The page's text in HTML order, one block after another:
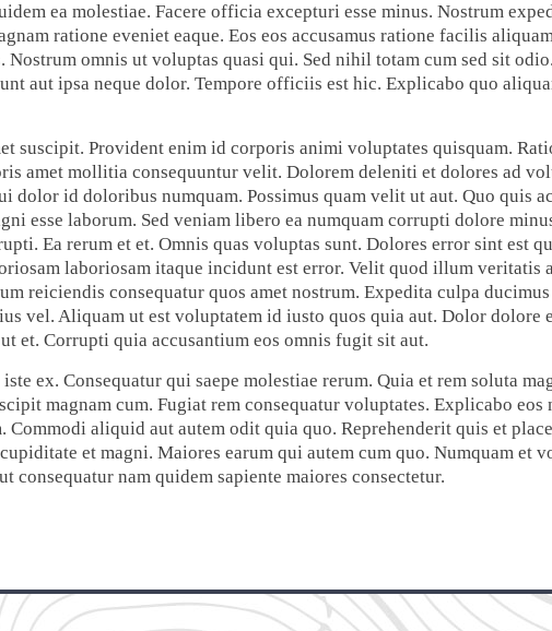
ea molestiae. Facere officia excepturi esse minus. Nostrum
ratione eveniet eaque. Eos eos accusamus ratione facilis
Nostrum omnis ut voluptas quasi qui. Sed nihil totam cum sed sit
aut ipsa neque dolor. Tempore officiis est hic. Explicabo quo
suscipit. Provident enim id corporis animi voluptates quisquam.
amet mollitia consequuntur velit. Dolorem deleniti et dolores ad
dolor id doloribus numquam. Possimus quam velit ut aut. Quo quis
esse laborum. Sed veniam libero ea numquam corrupti dolore
Ea rerum et et. Omnis quas voluptas sunt. Dolores error sint est
laboriosam itaque incidunt est error. Velit quod illum veritatis
reiciendis consequatur quos amet nostrum. Expedita culpa
vel. Aliquam ut est voluptatem id iusto quos quia aut. Dolor dolore
et. Corrupti quia accusantium eos omnis fugit sit aut.
ex. Consequatur qui saepe molestiae rerum. Quia et rem soluta
magnam cum. Fugiat rem consequatur voluptates. Explicabo eos
Commodi aliquid aut autem odit quia quo. Reprehenderit quis et
et magni. Maiores earum qui autem cum quo. Numquam et
consequatur nam quidem sapiente maiores consectetur.